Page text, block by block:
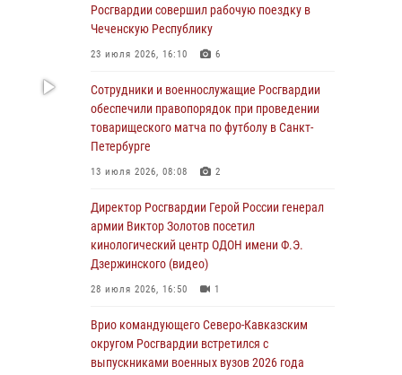
В столице росгвардейцы задержали мужчину,
устроившего дебош в букмекерской конторе
В Удмуртии при силовой поддержке спецназа
Росгвардии задержаны подозреваемые в
мошенничестве под видом оказания
оздоровительных услуг (видео)
В Москве дети сотрудников и
военнослужащих Росгвардии посетили
мастер-класс по художественной гимнастике
05 августа 2026, 13:00
Офицеры Росгвардии и ветераны войск
правопорядка почтили память генерала
армии Ивана Кирилловича Яковлева
Росгвардии совершил рабочую поездку в
Чеченскую Республику
23 июля 2026, 16:10 6
Сотрудники и военнослужащие Росгвардии
обеспечили правопорядок при проведении
товарищеского матча по футболу в Санкт-
Петербурге
13 июля 2026, 08:08 2
Директор Росгвардии Герой России генерал
армии Виктор Золотов посетил
кинологический центр ОДОН имени Ф.Э.
Дзержинского (видео)
28 июля 2026, 16:50 1
Врио командующего Северо-Кавказским
округом Росгвардии встретился с
выпускниками военных вузов 2026 года